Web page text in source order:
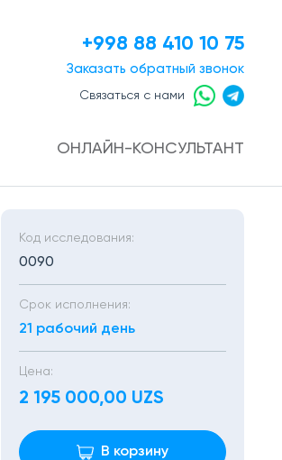
+998 88 410 10 75
Заказать обратный звонок
Связаться с нами
ОНЛАЙН-КОНСУЛЬТАНТ
Код исследования:
0090
Срок исполнения:
21 рабочий день
Цена:
2 195 000,00 UZS
В корзину